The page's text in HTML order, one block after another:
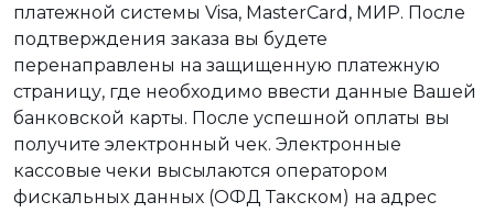
платежной системы Visa, MasterCard, МИР. После
подтверждения заказа вы будете
перенаправлены на защищенную платежную
страницу, где необходимо ввести данные Вашей
банковской карты. После успешной оплаты вы
получите электронный чек. Электронные
кассовые чеки высылаются оператором
фискальных данных (ОФД Такском) на адрес